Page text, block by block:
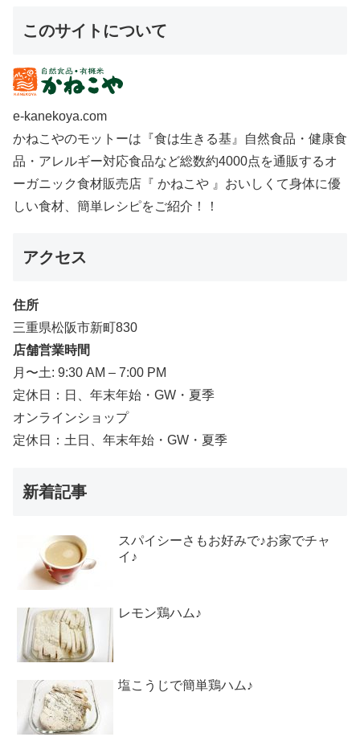
このサイトについて
e-kanekoya.com
かねこやのモットーは『食は生きる基』自然食品・健康食
品・アレルギー対応食品など総数約4000点を通販するオ
ーガニック食材販売店『 かねこや 』おいしくて身体に優
しい食材、簡単レシピをご紹介！！
アクセス
住所
三重県松阪市新町830
店舗営業時間
月〜土: 9:30 AM – 7:00 PM
定休日：日、年末年始・GW・夏季
オンラインショップ
定休日：土日、年末年始・GW・夏季
新着記事
スパイシーさもお好みで♪お家でチャ
イ♪
レモン鶏ハム♪
塩こうじで簡単鶏ハム♪